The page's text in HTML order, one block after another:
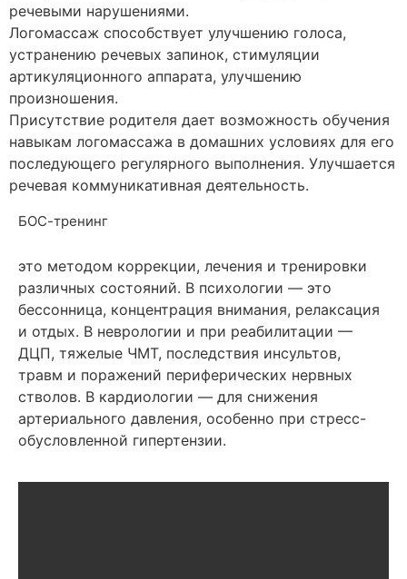
речевыми нарушениями.
Логомассаж способствует улучшению голоса,
устранению речевых запинок, стимуляции
артикуляционного аппарата, улучшению
произношения.
Присутствие родителя дает возможность обучения
навыкам логомассажа в домашних условиях для его
последующего регулярного выполнения. Улучшается
речевая коммуникативная деятельность.
БОС-тренинг
это методом коррекции, лечения и тренировки
различных состояний. В психологии — это
бессонница, концентрация внимания, релаксация
и отдых. В неврологии и при реабилитации —
ДЦП, тяжелые ЧМТ, последствия инсультов,
травм и поражений периферических нервных
стволов. В кардиологии — для снижения
артериального давления, особенно при стресс-
обусловленной гипертензии.